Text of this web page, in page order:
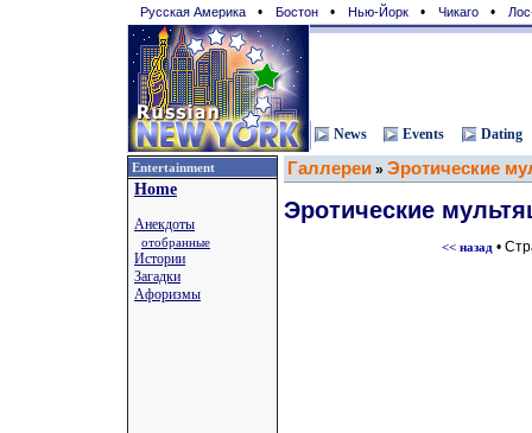
Русская Америка • Бостон • Нью-Йорк • Чикаго •
News Events Dating
Entertainment
Home
Анекдоты
отобранные
Истории
Загадки
Афоризмы
Галлереи » Эротические
Эротические
<< назад•